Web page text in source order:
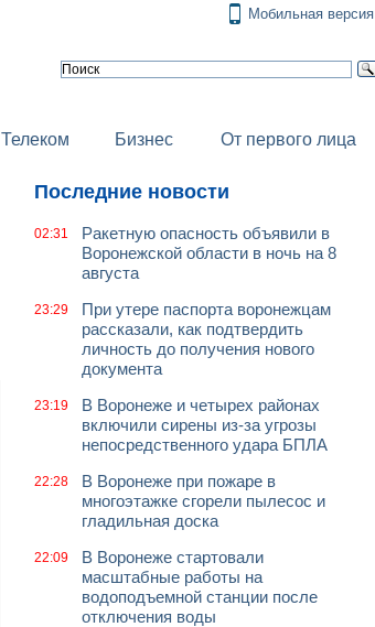
Мобильная версия
Телеком Бизнес От первого лица
Последние новости
02:31
Ракетную опасность объявили в
Воронежской области в ночь на 8
августа
23:29
При утере паспорта воронежцам
рассказали, как подтвердить
личность до получения нового
документа
23:19
В Воронеже и четырех районах
включили сирены из-за угрозы
непосредственного удара БПЛА
22:28
В Воронеже при пожаре в
многоэтажке сгорели пылесос и
гладильная доска
22:09
В Воронеже стартовали
масштабные работы на
водоподъемной станции после
отключения воды